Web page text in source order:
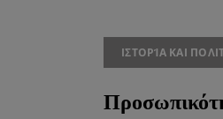
ΙΣΤΟΡΊΑ ΚΑΙ